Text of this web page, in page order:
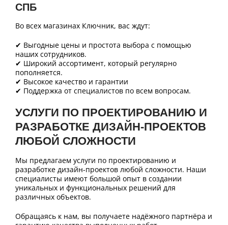
СПБ
Во всех магазинах Ключник, вас ждут:
✔ Выгодные цены и простота выбора с помощью
наших сотрудников.
✔ Широкий ассортимент, который регулярно
пополняется.
✔ Высокое качество и гарантии
✔ Поддержка от специалистов по всем вопросам.
УСЛУГИ ПО ПРОЕКТИРОВАНИЮ И
РАЗРАБОТКЕ ДИЗАЙН-ПРОЕКТОВ
ЛЮБОЙ СЛОЖНОСТИ
Мы предлагаем услуги по проектированию и
разработке дизайн-проектов любой сложности. Наши
специалисты имеют большой опыт в создании
уникальных и функциональных решений для
различных объектов.
Обращаясь к нам, вы получаете надёжного партнёра и